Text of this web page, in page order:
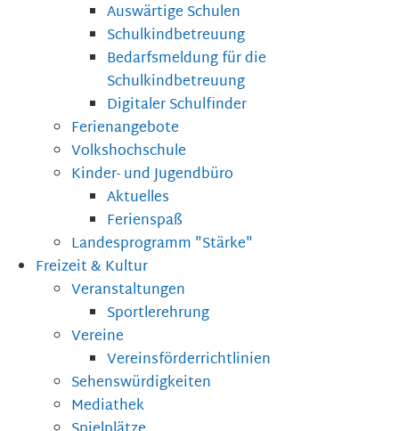
Auswärtige Schulen
Schulkindbetreuung
Bedarfsmeldung für die
Schulkindbetreuung
Digitaler Schulfinder
Ferienangebote
Volkshochschule
Kinder- und Jugendbüro
Aktuelles
Ferienspaß
Landesprogramm "Stärke"
Freizeit & Kultur
Veranstaltungen
Sportlerehrung
Vereine
Vereinsförderrichtlinien
Sehenswürdigkeiten
Mediathek